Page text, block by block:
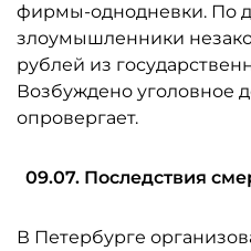
фирмы-однодневки. По
злоумышленники
рублей из
Возбуждено уголовное
опровергает.
09.07. Последствия
В Петербурге